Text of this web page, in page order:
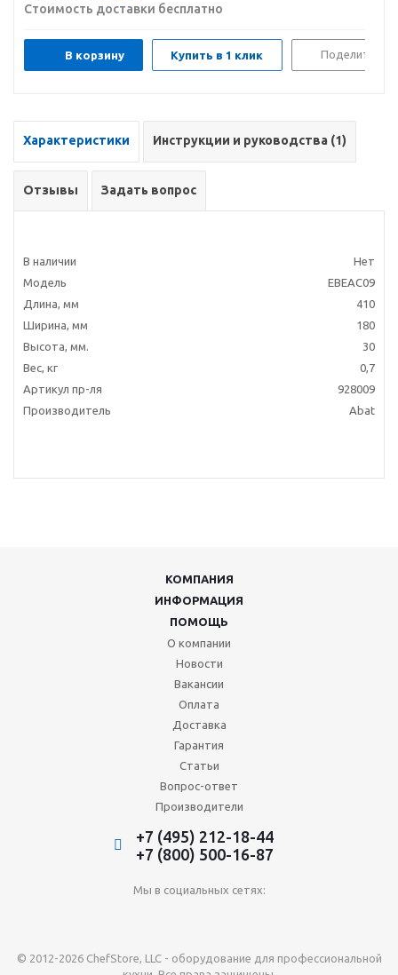
Стоимость доставки бесплатно
В корзину Купить в 1 клик Поделиться
Характеристики Инструкции и руководства (1)
Отзывы Задать вопрос
В наличии
Нет
Модель
EBEAC09
Длина, мм
410
Ширина, мм
180
Высота, мм.
30
Вес, кг
0,7
Артикул пр-ля
928009
Производитель
Abat
КОМПАНИЯ
ИНФОРМАЦИЯ
ПОМОЩЬ
О компании
Новости
Вакансии
Оплата
Доставка
Гарантия
Статьи
Вопрос-ответ
Производители
+7 (495) 212-18-44
+7 (800) 500-16-87
Мы в социальных сетях:
© 2012-2026 ChefStore, LLC - оборудование для профессиональной